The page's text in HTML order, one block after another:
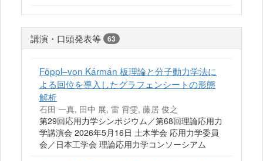
講演・口頭発表等 63
Föppl–von Kármán 板理論と分子動力学法に
よる回位を導入したグラフェンシートの形態
解析
石田 一真, 田中 展, 雷 霄雯, 藤居 俊之
第29回応用力学シンポジウム／第68回理論応用力
学講演会 2026年5月16日 土木学会 応用力学委員
会／日本工学会 理論応用力学コンソーシアム